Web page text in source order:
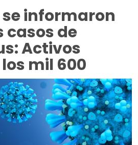
se informaron
casos de
Activos
mil 600